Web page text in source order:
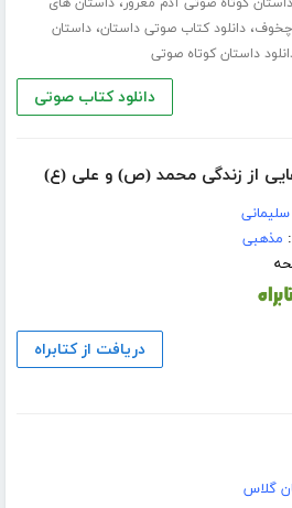
داستان کوتاه صوتی آدم مغرور
داستان های
چخوف،دانلود کتاب صوتی داستان،داستان
داستان کوتاه صوتی
دانلود کتاب صوتی
از زندگی محمد (ص) و علی (ع)
مذهبی
دریافت از کتابراه
گلاس